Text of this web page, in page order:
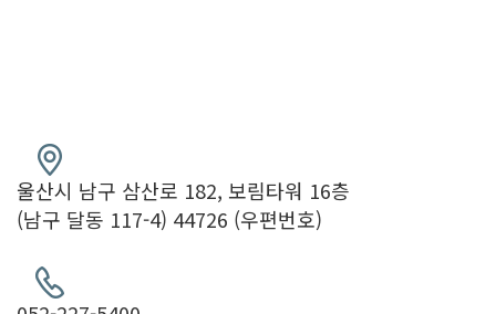
울산시 남구 삼산로 182, 보림타워 16층
(남구 달동 117-4) 44726 (우편번호)